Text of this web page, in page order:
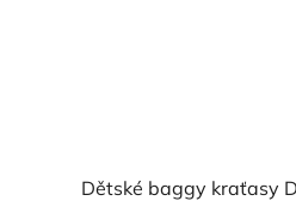
Dětské baggy kraťasy